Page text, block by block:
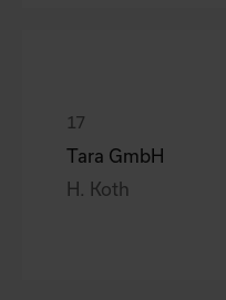
Tara GmbH
H. Koth